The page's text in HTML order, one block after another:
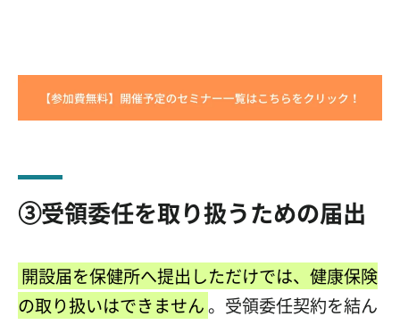
③受領委任を取り扱うための届出
開設届を保健所へ提出しただけでは、健康保険
の取り扱いはできません。受領委任契約を結ん